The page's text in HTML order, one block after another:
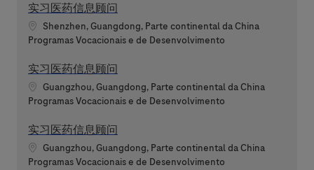
实习医药信息顾问
Localização
Shenzhen, Guangdong, Parte continental da China
Categoria
Programas Vocacionais e de Desenvolvimento
实习医药信息顾问
Localização
Guangzhou, Guangdong, Parte continental da China
Categoria
Programas Vocacionais e de Desenvolvimento
实习医药信息顾问
Localização
Guangzhou, Guangdong, Parte continental da China
Categoria
Programas Vocacionais e de Desenvolvimento